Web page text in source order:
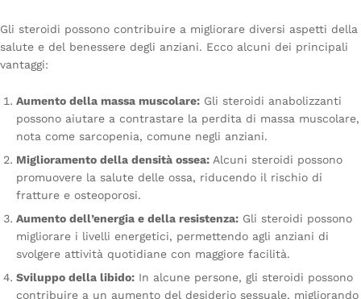
Gli steroidi possono contribuire a migliorare diversi aspetti della
salute e del benessere degli anziani. Ecco alcuni dei principali
vantaggi:
Aumento della massa muscolare: Gli steroidi anabolizzanti
possono aiutare a contrastare la perdita di massa muscolare,
nota come sarcopenia, comune negli anziani.
Miglioramento della densità ossea: Alcuni steroidi possono
promuovere la salute delle ossa, riducendo il rischio di
fratture e osteoporosi.
Aumento dell’energia e della resistenza: Gli steroidi possono
migliorare i livelli energetici, permettendo agli anziani di
svolgere attività quotidiane con maggiore facilità.
Sviluppo della libido: In alcune persone, gli steroidi possono
contribuire a un aumento del desiderio sessuale, migliorando